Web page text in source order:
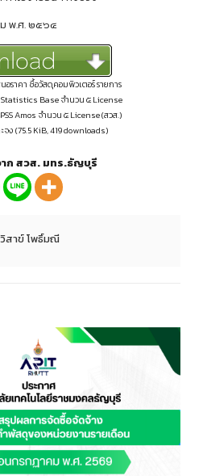
พ.ศ. ๒๕๖๔
อราคา ซื้อวัสดุคอมพิวเตอร์ รายการ
Statistics Base จำนวน ๕ License
Amos จำนวน ๕ License (สวส.)
จง (75.5 KiB, 419 downloads)
ก สวส. มทร.ธัญบุรี
สาข์ โพธิ์มณี